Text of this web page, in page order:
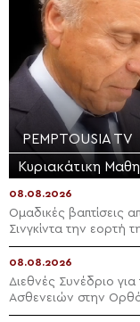
PEMPTOUSIA TV
Κυριακάτικη
08.08.2026
Ομαδικές βαπτίσεις
Σινγκίντα την
08.08.2026
Διεθνές Συνέδριο
Ασθενειών στην